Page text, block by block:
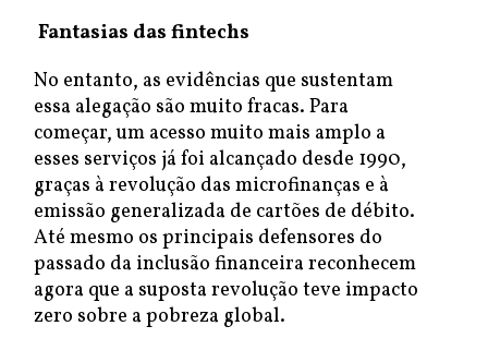
Fantasias das fintechs
No entanto, as evidências que sustentam
essa alegação são muito fracas. Para
começar, um acesso muito mais amplo a
esses serviços já foi alcançado desde 1990,
graças à revolução das microfinanças e à
emissão generalizada de cartões de débito.
Até mesmo os principais defensores do
passado da inclusão financeira reconhecem
agora que a suposta revolução teve impacto
zero sobre a pobreza global.